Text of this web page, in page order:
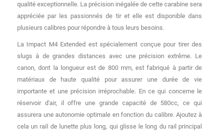
qualité exceptionnelle. La précision inégalée de cette carabine sera
appréciée par les passionnés de tir et elle est disponible dans
plusieurs calibres pour répondre à tous leurs besoins.
La Impact M4 Extended est spécialement conçue pour tirer des
slugs à de grandes distances avec une précision extrême. Le
canon, dont la longueur est de 800 mm, est fabriqué à partir de
matériaux de haute qualité pour assurer une durée de vie
importante et une précision irréprochable. En ce qui concerne le
réservoir d'air, il offre une grande capacité de 580cc, ce qui
assurera une autonomie optimale en fonction du calibre. Ajoutez à
cela un rail de lunette plus long, qui glisse le long du rail principal